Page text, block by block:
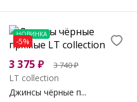
НОВИНКА
-5%
3 375 ₽ 3 740₽
LT collection
Джинсы чёрные п...